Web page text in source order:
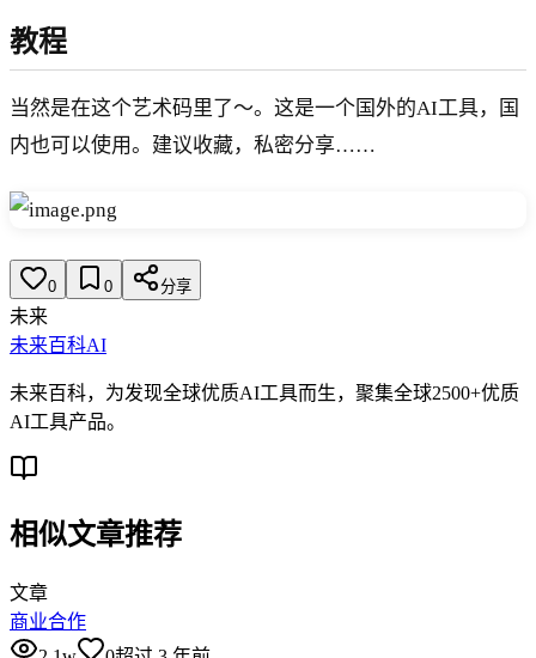
教程
当然是在这个艺术码里了～。这是一个国外的AI工具，国
内也可以使用。建议收藏，私密分享……
0 0 分享
未来
未来百科AI
未来百科，为发现全球优质AI工具而生，聚集全球2500+优质
AI工具产品。
相似文章推荐
文章
商业合作